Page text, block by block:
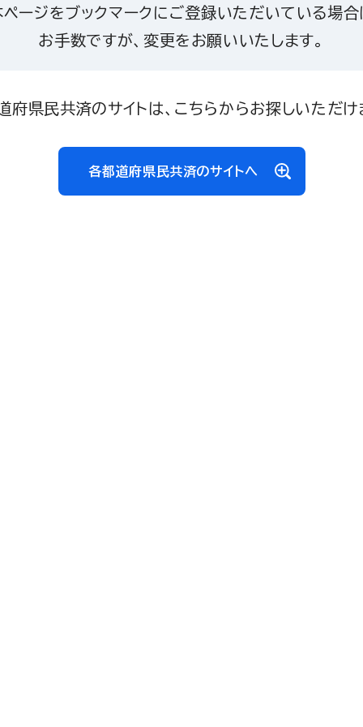
ページをブックマークにご登録いただいている場合
お手数ですが、変更をお願いいたします。
府県民共済のサイトは、こちらからお探しいただけ
各都道府県民共済のサイトへ